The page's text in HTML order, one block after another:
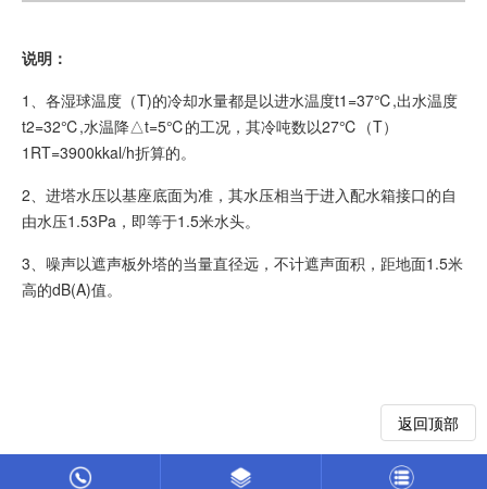
说明：
1、各湿球温度（T)的冷却水量都是以进水温度t1=37℃,出水温度
t2=32℃,水温降△t=5℃的工况，其冷吨数以27℃（T）
1RT=3900kkal/h折算的。
2、进塔水压以基座底面为准，其水压相当于进入配水箱接口的自
由水压1.53Pa，即等于1.5米水头。
3、噪声以遮声板外塔的当量直径远，不计遮声面积，距地面1.5米
高的dB(A)值。
返回顶部